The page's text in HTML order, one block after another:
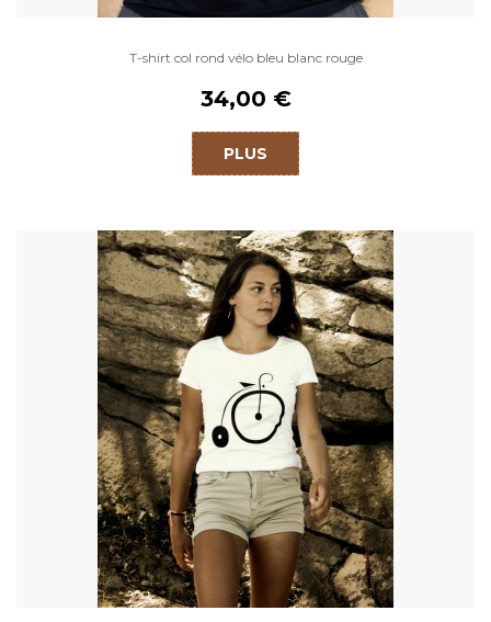
T-shirt col rond vélo bleu blanc rouge
34,00 €
PLUS